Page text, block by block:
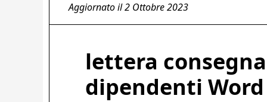
Aggiornato il2 Ottobre 2023
lettera
dipendenti Word